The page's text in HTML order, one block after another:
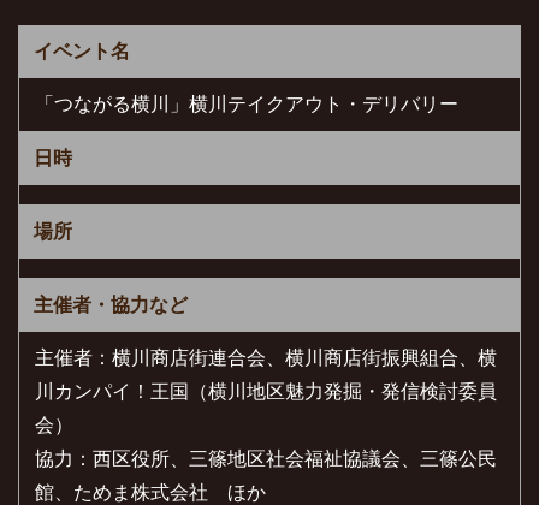
イベント名
「つながる横川」横川テイクアウト・デリバリー
日時
場所
主催者・協力など
主催者：横川商店街連合会、横川商店街振興組合、横
川カンパイ！王国（横川地区魅力発掘・発信検討委員
会）
協力：西区役所、三篠地区社会福祉協議会、三篠公民
館、ためま株式会社 ほか